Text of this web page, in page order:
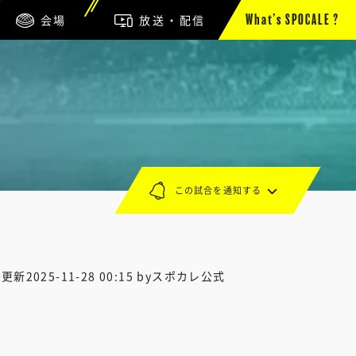
会場 放送・配信 What’s SPOCALE ?
新2025-11-28 00:15 byスポカレ公式
この試合を通知する